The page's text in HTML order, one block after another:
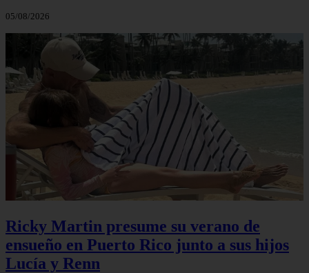
05/08/2026
Ricky Martin presume su verano de
ensueño en Puerto Rico junto a sus hijos
Lucía y Renn